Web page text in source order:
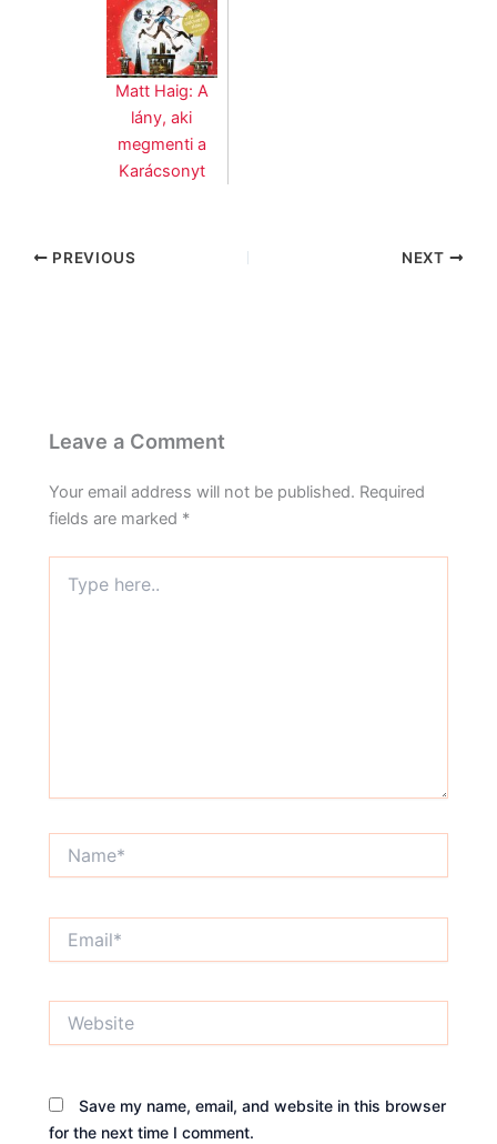
Matt Haig: A
lány, aki
megmenti a
Karácsonyt
PREVIOUS NEXT
Leave a Comment
Your email address will not be published. Required
fields are marked *
here..
Save my name, email, and website in this browser
for the next time I comment.